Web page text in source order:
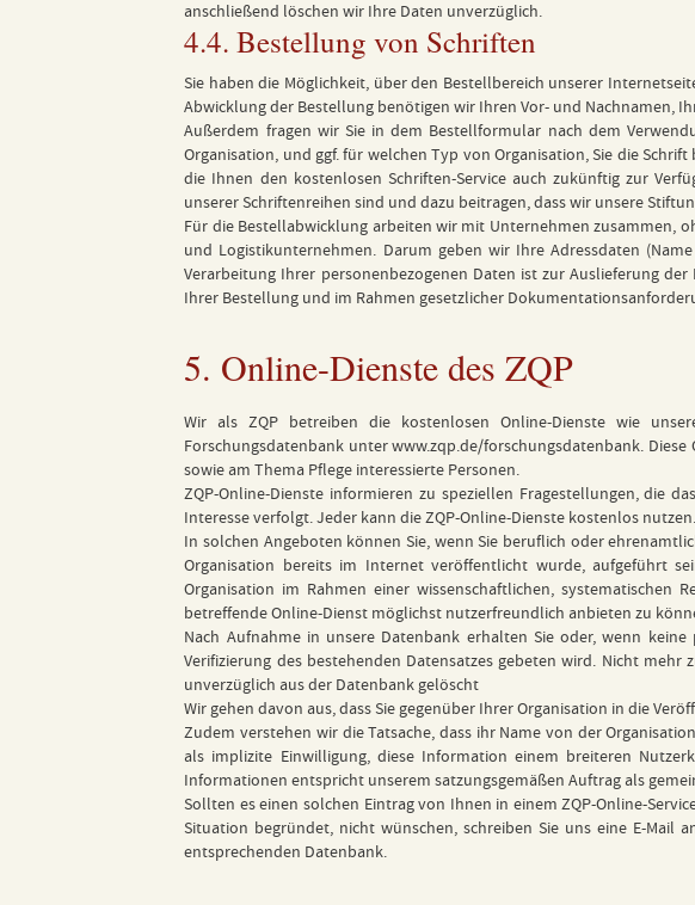
anschließend löschen wir Ihre Daten unverzüglich.
4.4. Bestellung von Schriften
Sie haben die Möglichkeit, über den Bestellbereich unserer
Abwicklung der Bestellung benötigen wir Ihren Vor- und Nachnamen,
Außerdem fragen wir Sie in dem Bestellformular nach dem
Organisation, und ggf. für welchen Typ von Organisation, Sie die
die Ihnen den kostenlosen Schriften-Service auch zukünftig zur
unserer Schriftenreihen sind und dazu beitragen, dass wir unsere
Für die Bestellabwicklung arbeiten wir mit Unternehmen zusammen,
und Logistikunternehmen. Darum geben wir Ihre Adressdaten
Verarbeitung Ihrer personenbezogenen Daten ist zur Auslieferung
Ihrer Bestellung und im Rahmen gesetzlicher
5. Online-Dienste des ZQP
Wir als ZQP betreiben die kostenlosen Online-Dienste wie
Forschungsdatenbank unterwww.zqp.de/forschungsdatenbank.
sowie am Thema Pflege interessierte Personen.
ZQP-Online-Dienste informieren zu speziellen Fragestellungen, die
Interesse verfolgt. Jeder kann die ZQP-Online-Dienste kostenlos
In solchen Angeboten können Sie, wenn Sie beruflich oder
Organisation bereits im Internet veröffentlicht wurde, aufgeführt
Organisation im Rahmen einer wissenschaftlichen,
betreffende Online-Dienst möglichst nutzerfreundlich anbieten zu
Nach Aufnahme in unsere Datenbank erhalten Sie oder, wenn
Verifizierung des bestehenden Datensatzes gebeten wird. Nicht
unverzüglich aus der Datenbank gelöscht
Wir gehen davon aus, dass Sie gegenüber Ihrer Organisation in die
Zudem verstehen wir die Tatsache, dass ihr Name von der
als implizite Einwilligung, diese Information einem breiteren
Informationen entspricht unserem satzungsgemäßen Auftrag als
Sollten es einen solchen Eintrag von Ihnen in einem ZQP-Online-
Situation begründet, nicht wünschen, schreiben Sie uns eine E-Mail
entsprechenden Datenbank.